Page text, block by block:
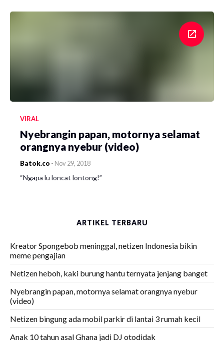
VIRAL
Nyebrangin papan, motornya selamat
orangnya nyebur (video)
Batok.co - Nov 29, 2018
“Ngapa lu loncat lontong!”
ARTIKEL TERBARU
Kreator Spongebob meninggal, netizen Indonesia bikin
meme pengajian
Netizen heboh, kaki burung hantu ternyata jenjang banget
Nyebrangin papan, motornya selamat orangnya nyebur
(video)
Netizen bingung ada mobil parkir di lantai 3 rumah kecil
Anak 10 tahun asal Ghana jadi DJ otodidak